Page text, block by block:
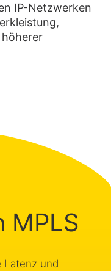
IP-Netzwerken
MPLS
Latenz und